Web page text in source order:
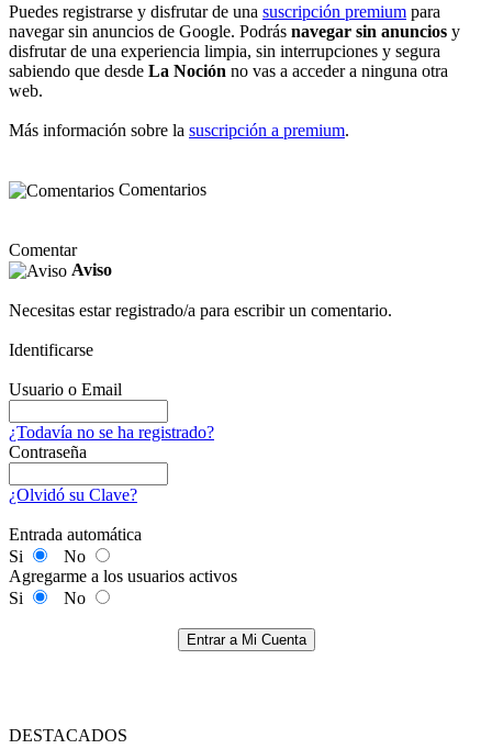
Puedes registrarse y disfrutar de una suscripción premium para
navegar sin anuncios de Google. Podrás navegar sin anuncios y
disfrutar de una experiencia limpia, sin interrupciones y segura
sabiendo que desde La Noción no vas a acceder a ninguna otra
web.
Más información sobre la suscripción a premium.
Comentarios
Comentar
Aviso
Necesitas estar registrado/a para escribir un comentario.
Identificarse
Usuario o Email
¿Todavía no se ha registrado?
Contraseña
¿Olvidó su Clave?
Entrada automática
Si
No
Agregarme a los usuarios activos
Si
No
Entrar a Mi Cuenta
DESTACADOS